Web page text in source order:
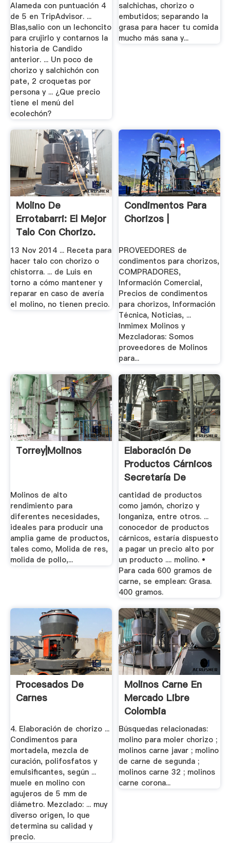
Alameda con puntuación 4
de 5 en TripAdvisor. ...
Blas,salio con un lechoncito
para crujirlo y contarnos la
historia de Candido
anterior. ... Un poco de
chorizo y salchichón con
pate, 2 croquetas por
persona y ... ¿Que precio
tiene el menú del
ecolechón?
salchichas, chorizo o
embutidos; separando la
grasa para hacer tu comida
mucho más sana y...
Molino De
Errotabarri: El Mejor
Talo Con Chorizo.
13 Nov 2014 ... Receta para
hacer talo con chorizo o
chistorra. ... de Luis en
torno a cómo mantener y
reparar en caso de avería
el molino, no tienen precio.
Condimentos Para
Chorizos |
PROVEEDORES de
condimentos para chorizos,
COMPRADORES,
Información Comercial,
Precios de condimentos
para chorizos, Información
Técnica, Noticias, ...
Inmimex Molinos y
Mezcladoras: Somos
proveedores de Molinos
para...
Torrey|Molinos
Molinos de alto
rendimiento para
diferentes necesidades,
ideales para producir una
amplia game de productos,
tales como, Molida de res,
molida de pollo,...
Elaboración De
Productos Cárnicos
Secretaría De
Agricultura.
cantidad de productos
como jamón, chorizo y
longaniza, entre otros. ...
conocedor de productos
cárnicos, estaría dispuesto
a pagar un precio alto por
un producto .... molino. •
Para cada 600 gramos de
carne, se emplean: Grasa.
400 gramos.
Procesados De
Carnes
4. Elaboración de chorizo ...
Condimentos para
mortadela, mezcla de
curación, polifosfatos y
emulsificantes, según ...
muele en molino con
agujeros de 5 mm de
diámetro. Mezclado: ... muy
diverso origen, lo que
determina su calidad y
precio.
Molinos Carne En
Mercado Libre
Colombia
Búsquedas relacionadas:
molino para moler chorizo ;
molinos carne javar ; molino
de carne de segunda ;
molinos carne 32 ; molinos
carne corona...